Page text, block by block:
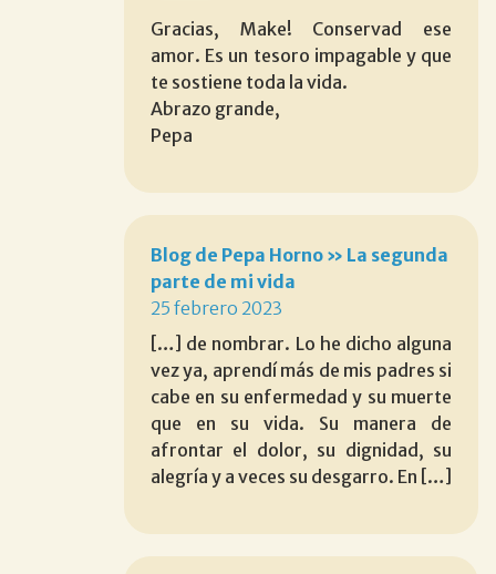
Gracias, Make! Conservad ese
amor. Es un tesoro impagable y que
te sostiene toda la vida.
Abrazo grande,
Pepa
Blog de Pepa Horno » La segunda
parte de mi vida
25 febrero 2023
[…] de nombrar. Lo he dicho alguna
vez ya, aprendí más de mis padres si
cabe en su enfermedad y su muerte
que en su vida. Su manera de
afrontar el dolor, su dignidad, su
alegría y a veces su desgarro. En […]